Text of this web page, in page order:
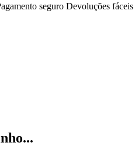
seguro Devoluções fáceis